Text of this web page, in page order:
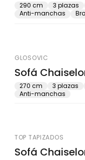
290 cm 3 plazas
Anti-manchas
GLOSOVIC
Sofá
270 cm 3 plazas
Anti-manchas
TOP TAPIZADOS
Sofá